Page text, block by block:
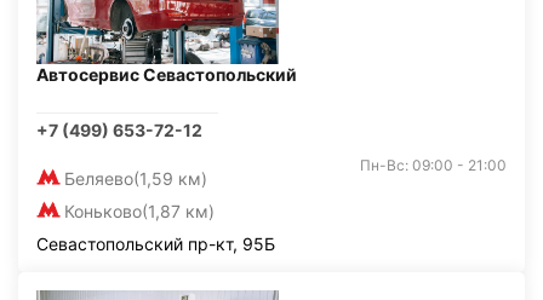
Автосервис Севастопольский
+7 (499) 653-72-12
Беляево(1,59 км)
Коньково(1,87 км)
Пн-Вс: 09:00 - 21:00
Севастопольский пр-кт, 95Б